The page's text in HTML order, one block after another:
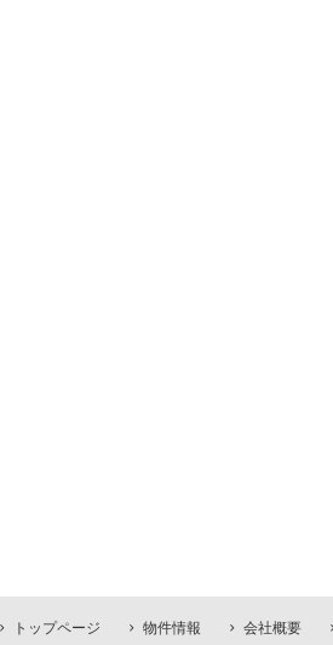
トップページ 物件情報 会社概要